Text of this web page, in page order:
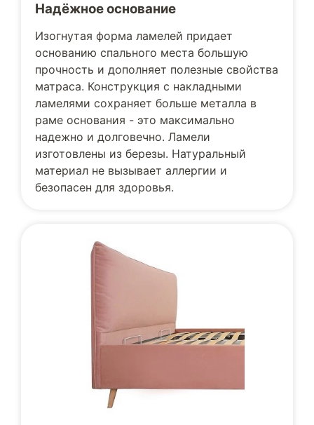
Надёжное основание
Изогнутая форма ламелей придает
основанию спального места большую
прочность и дополняет полезные свойства
матраса. Конструкция с накладными
ламелями сохраняет больше металла в
раме основания - это максимально
надежно и долговечно. Ламели
изготовлены из березы. Натуральный
материал не вызывает аллергии и
безопасен для здоровья.